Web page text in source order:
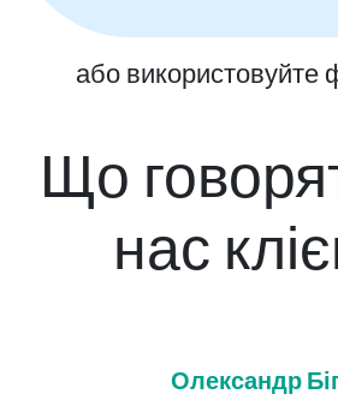
або використовуйте
Що
нас
Олександр